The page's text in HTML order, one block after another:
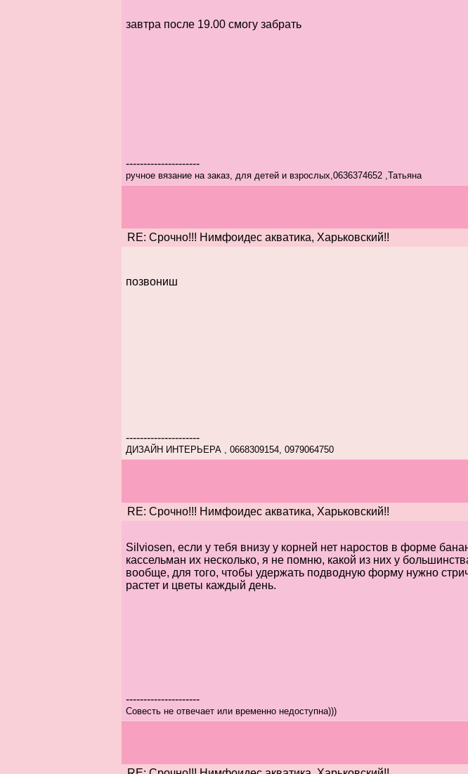
завтра после 19.00 смогу забрать
---------------------
ручное вязание на заказ, для детей и взрослых,0636374652 ,Татьяна
RE: Срочно!!! Нимфоидес акватика, Харьковский!!
позвониш
---------------------
ДИЗАЙН ИНТЕРЬЕРА , 0668309154, 0979064750
RE: Срочно!!! Нимфоидес акватика, Харьковский!!
Silviosen, если у тебя внизу у корней нет наростов в форме
кассельман их несколько, я не помню, какой из них у
вообще, для того, чтобы удержать подводную форму нужно
растет и цветы каждый день.
---------------------
Совесть не отвечает или временно недоступна)))